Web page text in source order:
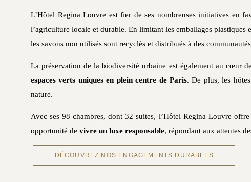
L’Hôtel Regina Louvre est fier de ses nombreuses initiatives en
l’agriculture locale et durable. En limitant les emballages
les savons non utilisés sont recyclés et distribués à des
La préservation de la biodiversité urbaine est également au cœur
espaces verts uniques en plein centre de Paris. De plus, les
nature.
Avec ses 98 chambres, dont 32 suites, l’Hôtel Regina Louvre
opportunité de vivre un luxe responsable, répondant aux attentes
DÉCOUVREZ NOS ENGAGEMENTS DURABLES